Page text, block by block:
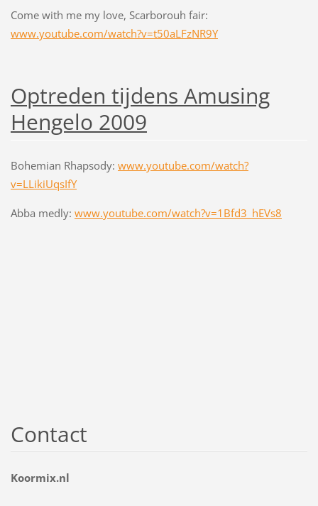
Come with me my love, Scarborouh fair:
www.youtube.com/watch?v=t50aLFzNR9Y
Optreden tijdens Amusing
Hengelo 2009
Bohemian Rhapsody: www.youtube.com/watch?
v=LLikiUqsIfY
Abba medly: www.youtube.com/watch?v=1Bfd3_hEVs8
Contact
Koormix.nl